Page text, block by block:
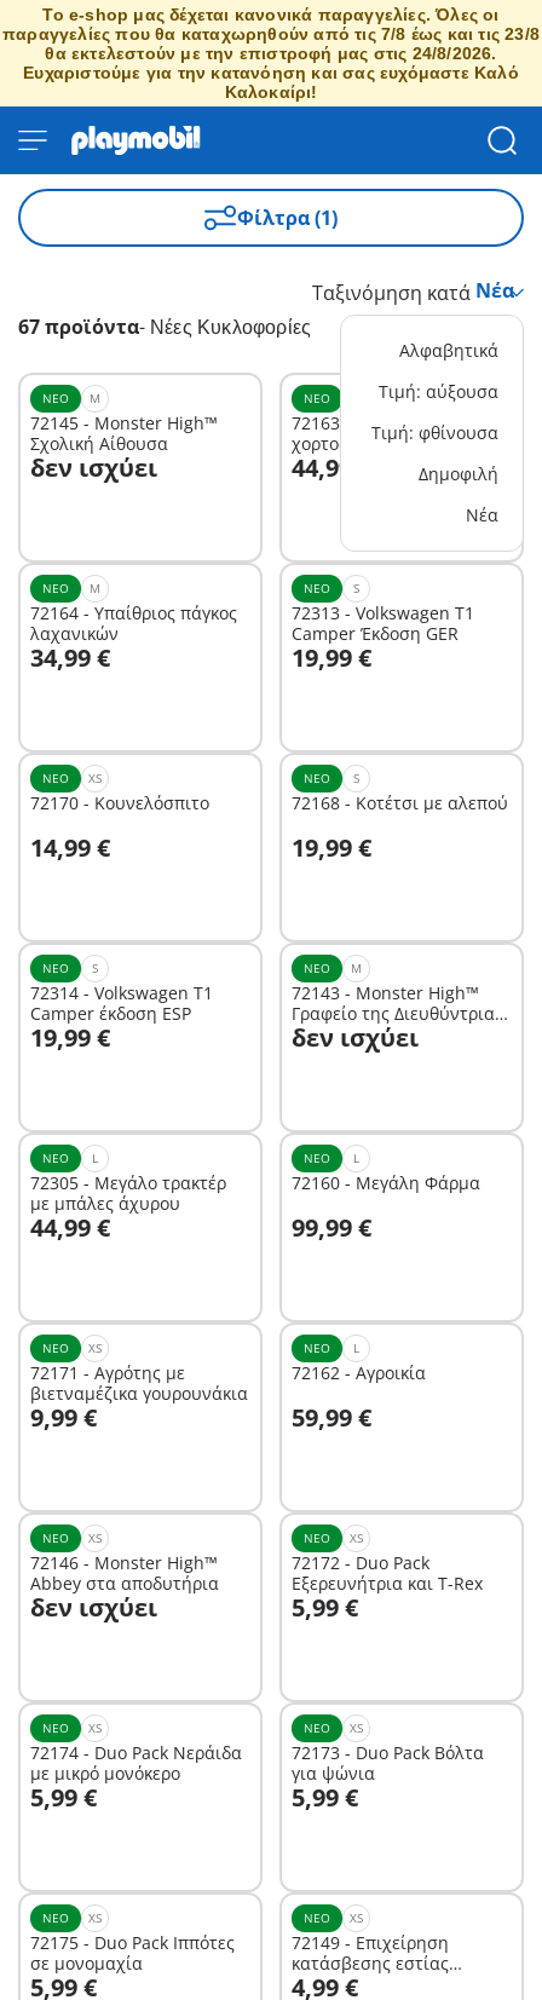
Το e-shop μας δέχεται κανονικά παραγγελίες. Όλες οι
παραγγελίες που θα καταχωρηθούν από τις 7/8 έως και τις 23/8
θα εκτελεστούν με την επιστροφή μας στις 24/8/2026.
Ευχαριστούμε για την κατανόηση και σας ευχόμαστε Καλό
Καλοκαίρι!
Φίλτρα (1)
67 προϊόντα- Νέες Κυκλοφορίες
Ταξινόμηση κατά
Αλφαβητικά
Τιμή: αύξουσα
Τιμή: φθίνουσα
Δημοφιλή
Νέα
ΝΈΟ M
72145 - Monster High™
Σχολική Αίθουσα
δεν ισχύει
ΝΈΟ
72163 - Μικρό τρακτέρ με
χορτοσυλλέκτη
44,99 €
Στο καλάθι
ΝΈΟ M
72164 - Υπαίθριος πάγκος
λαχανικών
34,99 €
Στο καλάθι
ΝΈΟ S
72313 - Volkswagen T1
Camper Έκδοση GER
19,99 €
Στο καλάθι
ΝΈΟ XS
72170 - Κουνελόσπιτο
14,99 €
ΝΈΟ S
72168 - Κοτέτσι με αλεπού
19,99 €
ΝΈΟ S
72314 - Volkswagen T1
Camper έκδοση ESP
19,99 €
Στο καλάθι
ΝΈΟ M
72143 - Monster High™
Γραφείο της Διευθύντριας
Bloodgood
δεν ισχύει
ΝΈΟ L
72305 - Μεγάλο τρακτέρ
με μπάλες άχυρου
44,99 €
Στο καλάθι
ΝΈΟ L
72160 - Μεγάλη Φάρμα
99,99 €
ΝΈΟ XS
72171 - Αγρότης με
βιετναμέζικα γουρουνάκια
9,99 €
Στο καλάθι
ΝΈΟ L
72162 - Αγροικία
59,99 €
ΝΈΟ XS
72146 - Monster High™
Abbey στα αποδυτήρια
δεν ισχύει
ΝΈΟ XS
72172 - Duo Pack
Εξερευνήτρια και T-Rex
5,99 €
Στο καλάθι
ΝΈΟ XS
72174 - Duo Pack Νεράιδα
με μικρό μονόκερο
5,99 €
Στο καλάθι
ΝΈΟ XS
72173 - Duo Pack Βόλτα
για ψώνια
5,99 €
Στο καλάθι
ΝΈΟ XS
72175 - Duo Pack Ιππότες
σε μονομαχία
5,99 €
Στο καλάθι
ΝΈΟ XS
72149 - Επιχείρηση
κατάσβεσης εστίας
φωτιάς
4,99 €
Στο καλάθι